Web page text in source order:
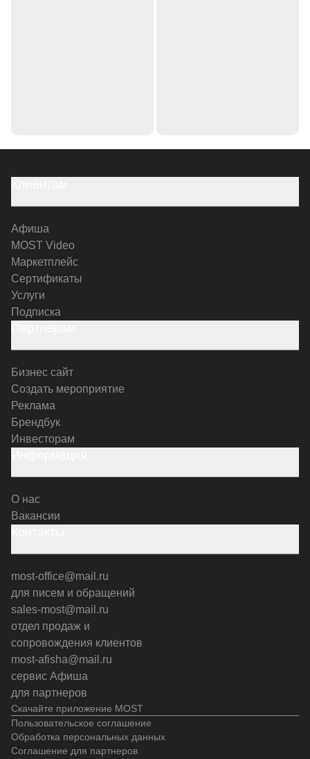
Скачайте приложение MOST
Афиша
MOST Video
Маркетплейс
Сертификаты
Услуги
Подписка
Бизнес сайт
Создать мероприятие
Реклама
Брендбук
Инвесторам
О нас
Вакансии
most-office@mail.ru
для писем и обращений
sales-most@mail.ru
отдел продаж и
сопровождения клиентов
most-afisha@mail.ru
сервис Афиша
для партнеров
Пользовательское соглашение
Обработка персональных данных
Соглашение для партнеров